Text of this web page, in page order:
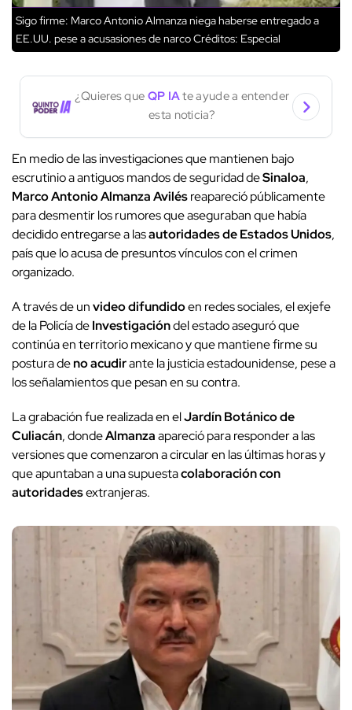
Sigo firme: Marco Antonio Almanza niega haberse entregado a
EE.UU. pese a acusasiones de narcoCréditos: Especial
¿Quieres que QP IAte ayude a entender
esta noticia?
En medio de las investigaciones que mantienen bajo
escrutinio a antiguos mandos de seguridad deSinaloa,
Marco Antonio Almanza Avilésreapareció públicamente
para desmentir los rumores que aseguraban que había
decidido entregarse a lasautoridades de Estados Unidos,
país que lo acusa de presuntos vínculos con el crimen
organizado.
A través de unvideo difundidoen redes sociales, el exjefe
de la Policía deInvestigacióndel estado aseguró que
continúa en territorio mexicano y que mantiene firme su
postura deno acudirante la justicia estadounidense, pese a
los señalamientos que pesan en su contra.
La grabación fue realizada en elJardín Botánico de
Culiacán, dondeAlmanzaapareció para responder a las
versiones que comenzaron a circular en las últimas horas y
que apuntaban a una supuestacolaboración con
autoridadesextranjeras.